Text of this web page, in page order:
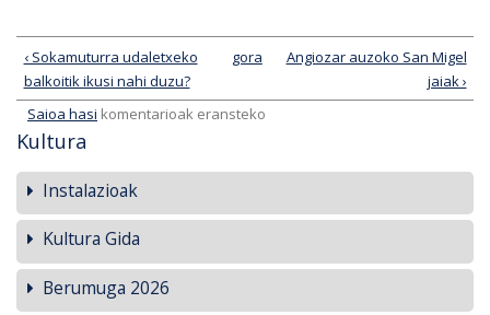
‹ Sokamuturra udaletxeko
balkoitik ikusi nahi duzu?
gora
Angiozar auzoko San Migel
jaiak ›
Saioa hasi komentarioak eransteko
Kultura
Instalazioak
Kultura Gida
Berumuga 2026